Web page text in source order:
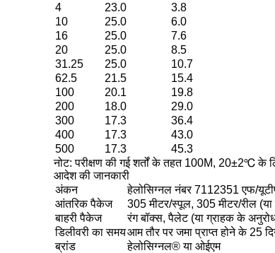
4
23.0 3.8
10
25.0 6.0
16
25.0 7.6
20
25.0 8.5
31.25
25.0 10.7
62.5
21.5 15.4
100
20.1 19.8
200
18.0 29.0
300
17.3 36.4
400
17.3 43.0
500
17.3 45.3
नोट: परीक्षण की गई शर्तों के तहत 100M, 20±2℃ के
आदेश की जानकारी
अंकन
हेलोसिग्नल नंबर 7112351 एफ/
आंतरिक पैकेज
305 मीटर/स्पूल, 305 मीटर/रील
बाहरी पैकेज
रंग बॉक्स, पैलेट (या ग्राहक के
डिलीवरी का समयआम तौर पर जमा प्राप्त होने के 25
ब्रांड
हेलोसिग्नल® या ओईएम